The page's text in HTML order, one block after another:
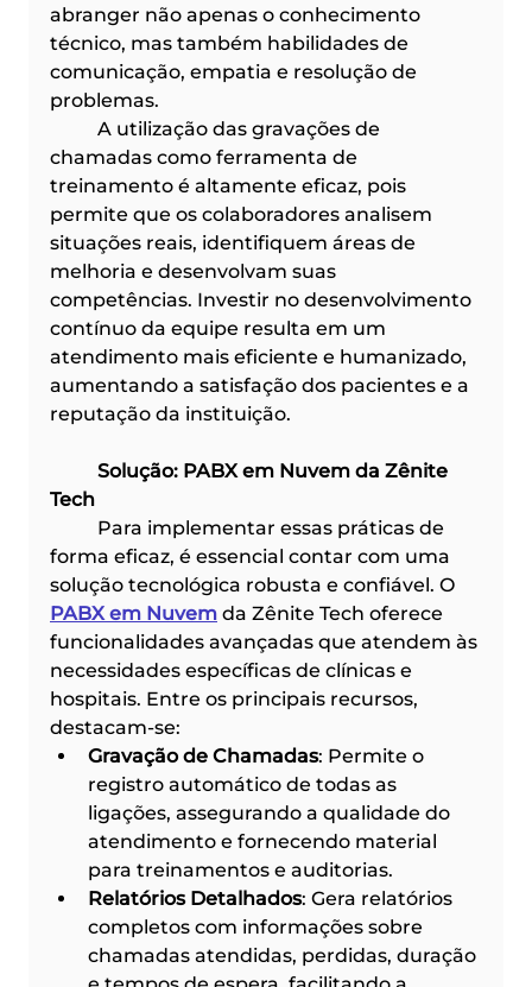
abranger não apenas o conhecimento
técnico, mas também habilidades de
comunicação, empatia e resolução de
problemas.
chamadas como ferramenta de
treinamento é altamente eficaz, pois
permite que os colaboradores analisem
situações reais, identifiquem áreas de
melhoria e desenvolvam suas
competências. Investir no desenvolvimento
contínuo da equipe resulta em um
atendimento mais eficiente e humanizado,
aumentando a satisfação dos pacientes e a
reputação da instituição.
Tech
forma eficaz, é essencial contar com uma
solução tecnológica robusta e confiável. O
PABX em Nuvem da Zênite Tech oferece
funcionalidades avançadas que atendem às
necessidades específicas de clínicas e
hospitais. Entre os principais recursos,
destacam-se:
Gravação de Chamadas: Permite o
registro automático de todas as
ligações, assegurando a qualidade do
atendimento e fornecendo material
para treinamentos e auditorias.
Relatórios Detalhados: Gera relatórios
completos com informações sobre
chamadas atendidas, perdidas, duração